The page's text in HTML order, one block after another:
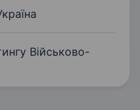
Військово-